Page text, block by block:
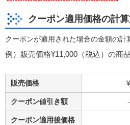
クーポン適用価格の計
クーポンが適用された場合の金額の計
例）販売価格¥11,000（税込）の商
販売価格
クーポン値引き額
クーポン適用後価格